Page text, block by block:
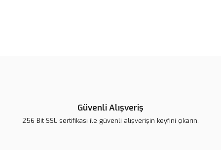
Güvenli Alışveriş
256 Bit SSL sertifikası ile güvenli alışverişin keyfini çıkarın.